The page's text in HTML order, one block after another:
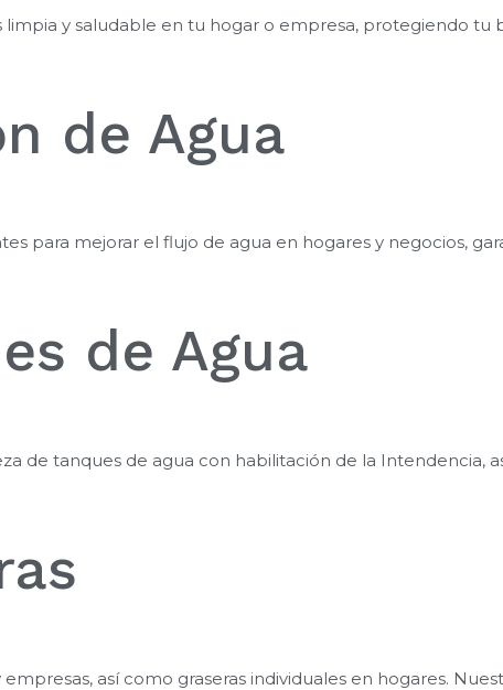
y saludable en tu hogar o empresa, protegiendo tu
de Agua
para mejorar el flujo de agua en hogares y negocios,
de Agua
de tanques de agua con habilitación de la Intendencia,
así como graseras individuales en hogares.